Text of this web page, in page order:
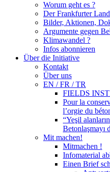
Worum geht es ?
Der Frankfurter
Bilder, Aktionen,
Argumente gegen
Klimawandel ?
Infos abonnieren
Über die Initiative
Kontakt
Über uns
EN / FR / TR
FIELDS
Pour la
l’orgie du
“Yeşil
Betonlaşmayı
Mit machen!
Mitmachen !
Infomaterial
Einen Brief